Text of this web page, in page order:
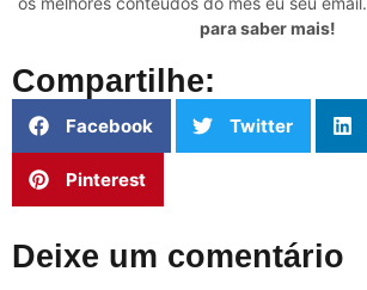
para saber mais!
Compartilhe:
Facebook Twitter
Pinterest
Deixe um comentário